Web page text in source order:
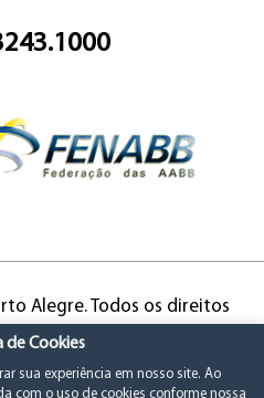
Alegre. Todos os direitos
de Cookies
sua experiência em nosso site. Ao
com o uso de cookies conforme nossa